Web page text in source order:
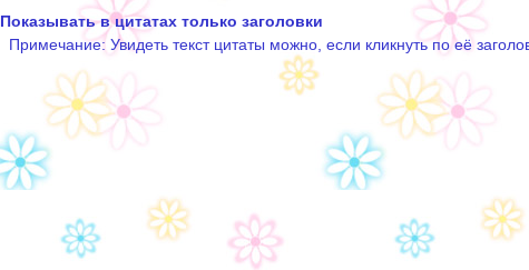
Показывать в цитатах только заголовки
Примечание: Увидеть текст цитаты можно, если кликнуть по её